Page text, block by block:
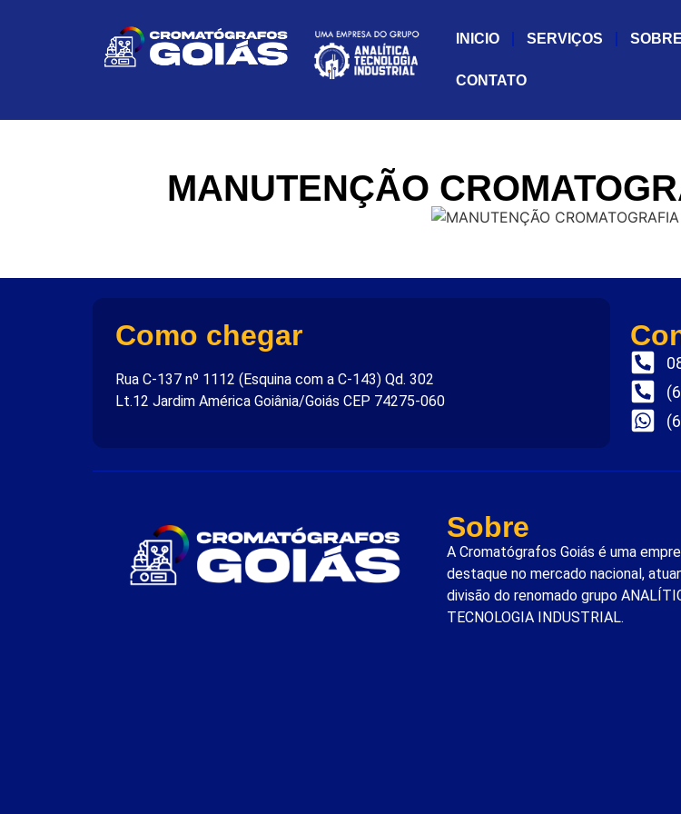
INICIO SERVIÇOS
CONTATO
MANUTENÇÃO
Como chegar
Rua C-137 nº 1112 (Esquina com a C-143) Qd. 302
Lt.12 Jardim América Goiânia/Goiás CEP 74275-060
Sobre
A Cromatógrafos Goiás é uma
destaque no mercado nacional,
divisão do renomado grupo
TECNOLOGIA INDUSTRIAL.